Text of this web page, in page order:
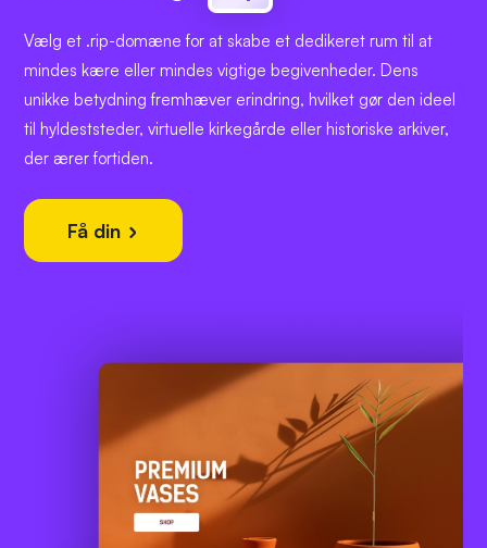
Vælg et .rip-domæne for at skabe et dedikeret rum til at
mindes kære eller mindes vigtige begivenheder. Dens
unikke betydning fremhæver erindring, hvilket gør den ideel
til hyldeststeder, virtuelle kirkegårde eller historiske arkiver,
der ærer fortiden.
Få din